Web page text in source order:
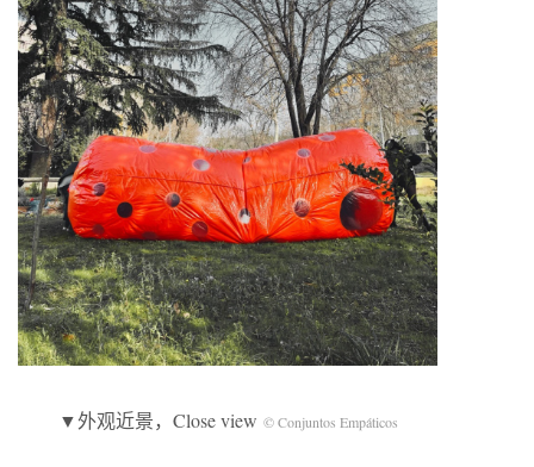
▼外观近景，Close view © Conjuntos Empáticos